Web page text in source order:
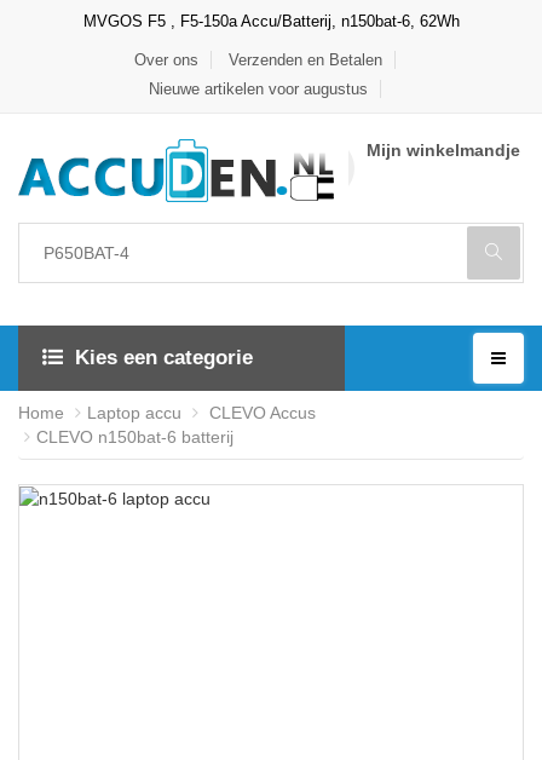
MVGOS F5 , F5-150a Accu/Batterij, n150bat-6, 62Wh
Over ons
Verzenden en Betalen
Nieuwe artikelen voor augustus
Mijn winkelmandje
Kies een categorie
Home Laptop accu
CLEVO Accus
CLEVO n150bat-6 batterij